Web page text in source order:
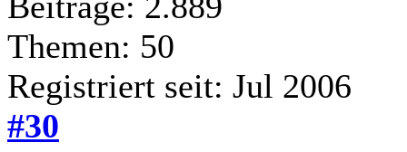
Themen: 50
Registriert seit: Jul 2006
#30